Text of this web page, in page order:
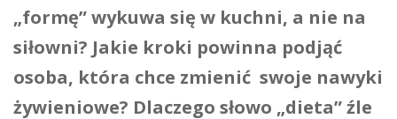
„formę” wykuwa się w kuchni, a nie na
siłowni? Jakie kroki powinna podjąć
osoba, która chce zmienić swoje nawyki
żywieniowe? Dlaczego słowo „dieta” źle